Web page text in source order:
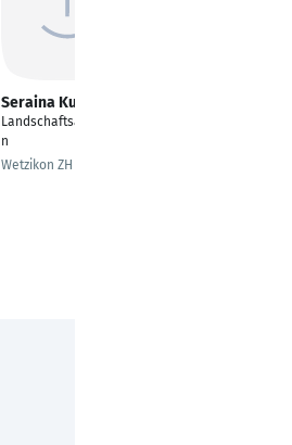
Seraina Kuhn
Landschaftsarchitekti
n
Wetzikon ZH